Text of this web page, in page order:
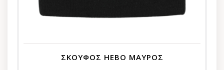
ΣΚΟΥΦΟΣ HEBO ΜΑΥΡΟΣ